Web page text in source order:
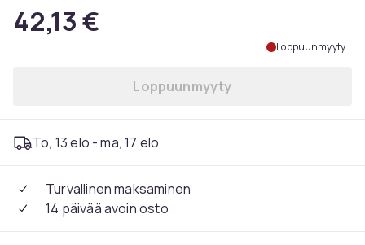
42,13 €
Loppuunmyyty
Loppuunmyyty
To, 13 elo - ma, 17 elo
Turvallinen maksaminen
14 päivää avoin osto